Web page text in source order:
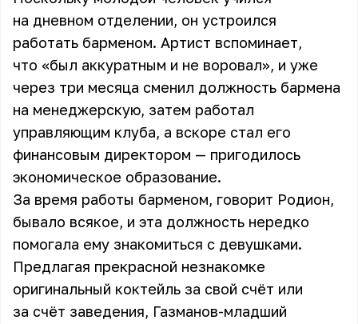
на дневном отделении, он устроился
работать барменом. Артист вспоминает,
что «был аккуратным и не воровал», и уже
через три месяца сменил должность бармена
на менеджерскую, затем работал
управляющим клуба, а вскоре стал его
финансовым директором — пригодилось
экономическое образование.
За время работы барменом, говорит Родион,
бывало всякое, и эта должность нередко
помогала ему знакомиться с девушками.
Предлагая прекрасной незнакомке
оригинальный коктейль за свой счёт или
за счёт заведения, Газманов-младший